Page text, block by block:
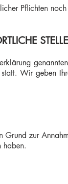
Pflichten
Wir geben
zur
haben.